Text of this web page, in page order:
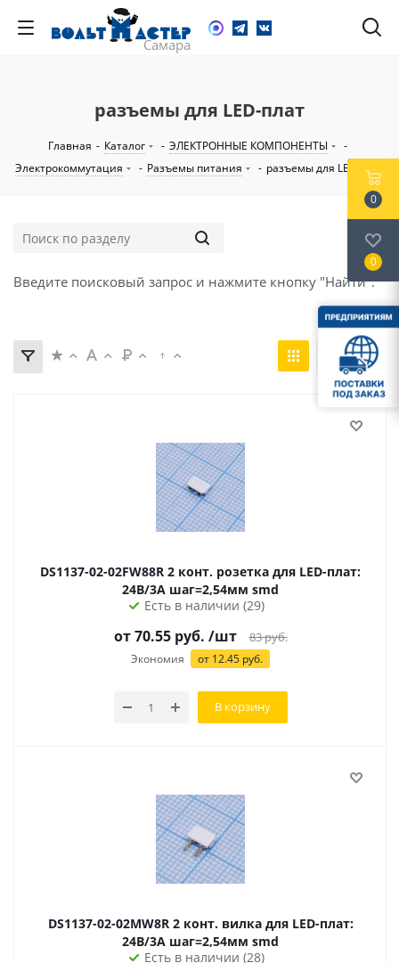
разъемы для LED-плат
Главная - Каталог - ЭЛЕКТРОННЫЕ КОМПОНЕНТЫ
-
Электрокоммутация
- Разъемы питания - разъемы для LED-плат
Введите поисковый запрос и нажмите кнопку "Найти".
DS1137-02-02FW88R 2 конт. розетка для LED-плат:
24В/3А шаг=2,54мм smd
Есть в наличии (29)
от70.55руб. /шт 83руб.
Экономия от 12.45 руб.
В корзину
DS1137-02-02MW8R 2 конт. вилка для LED-плат:
24В/3А шаг=2,54мм smd
Есть в наличии (28)
0
0